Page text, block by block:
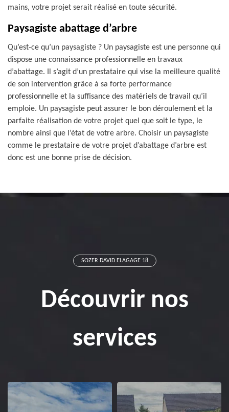
mains, votre projet serait réalisé en toute sécurité.
Paysagiste abattage d’arbre
Qu’est-ce qu’un paysagiste ? Un paysagiste est une personne qui
dispose une connaissance professionnelle en travaux
d’abattage. Il s’agit d’un prestataire qui vise la meilleure qualité
de son intervention grâce à sa forte performance
professionnelle et la suffisance des matériels de travail qu’il
emploie. Un paysagiste peut assurer le bon déroulement et la
parfaite réalisation de votre projet quel que soit le type, le
nombre ainsi que l’état de votre arbre. Choisir un paysagiste
comme le prestataire de votre projet d’abattage d’arbre est
donc est une bonne prise de décision.
SOZER DAVID ELAGAGE 18
Découvrir nos
services